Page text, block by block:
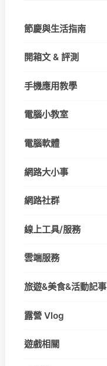
節慶與生活指南
開箱文 & 評測
手機應用教學
電腦小教室
電腦軟體
網路大小事
網路社群
線上工具/服務
雲端服務
旅遊&美食&活動記事
露營 Vlog
遊戲相關